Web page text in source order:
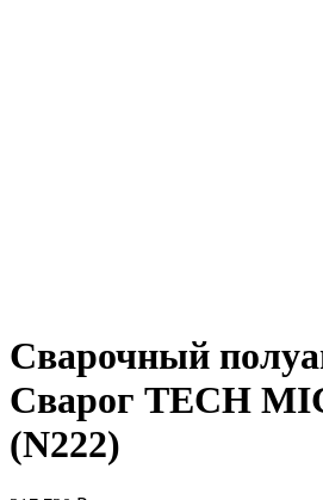
Сварочный
Сварог TECH
(N222)